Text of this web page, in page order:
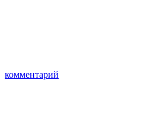
комментарий